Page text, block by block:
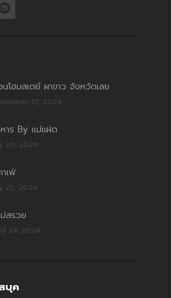
นโฮมสเตย์ ผาขาว จังหวัดเลย
10, 2024
หาร By แม่แฝด
26, 2024
เฟ่
25, 2024
สรวย
24, 2024
บุค